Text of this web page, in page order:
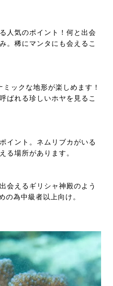
人気のポイント！何と出会
。稀にマンタにも会えるこ
ックな地形が楽しめます！
ばれる珍しいホヤを見るこ
イント。ネムリブカがいる
る場所があります。
会えるギリシャ神殿のよう
の為中級者以上向け。